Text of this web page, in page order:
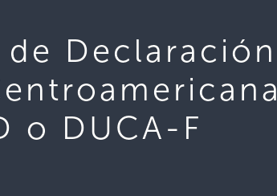
Declaración
o DUCA-F